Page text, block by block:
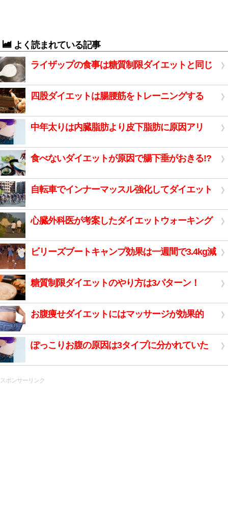
よく読まれている記事
ライザップの食事は糖質制限ダイエットと同じ
四股ダイエットは腸腰筋をトレーニングする
中年太りは内臓脂肪より皮下脂肪に原因アリ
食べないダイエットが原因で腸下垂がおきる!?
自転車でインナーマッスル強化してダイエット
心臓外科医が考案したダイエットウォーキング
ビリーズブートキャンプ効果は一週間で3.4kg減
糖質制限ダイエットのやり方は3パターン！
お腹痩せダイエットにはマッサージが効果的
ぽっこりお腹の原因は3タイプに分かれていた
スポンサーリンク